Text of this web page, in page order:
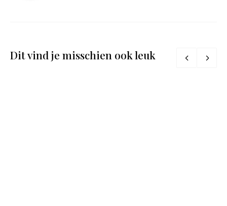
Dit vind je misschien ook leuk